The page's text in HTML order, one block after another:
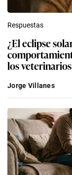
Respuestas
¿El eclipse
los veterinarios
Jorge Villanes